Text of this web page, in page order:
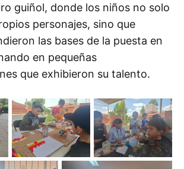
guiñol, donde los niños no solo
personajes, sino que
las bases de la puesta en
en pequeñas
que exhibieron su talento.